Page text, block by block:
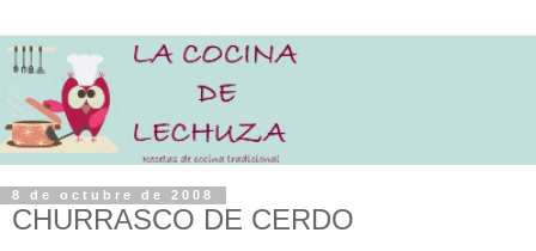
8 de octubre de 2008
CHURRASCO DE CERDO